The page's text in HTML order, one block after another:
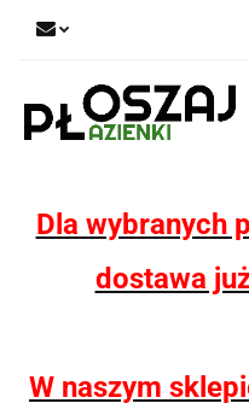
Dla wybranych
dostawa
W naszym